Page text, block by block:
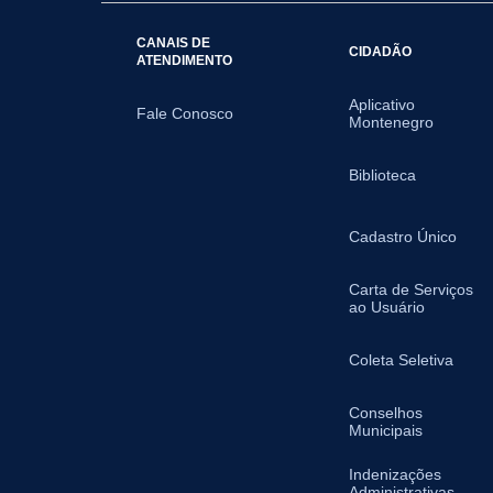
CANAIS DE
ATENDIMENTO
Fale Conosco
CIDADÃO
Aplicativo
Montenegro
Biblioteca
Cadastro Único
Carta de Serviços
ao Usuário
Coleta Seletiva
Conselhos
Municipais
Indenizações